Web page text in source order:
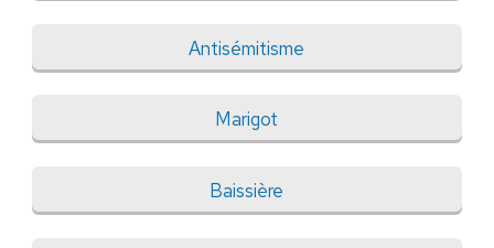
Antisémitisme
Marigot
Baissière